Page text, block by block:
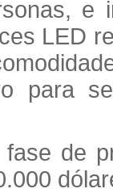
e
LED
para
de